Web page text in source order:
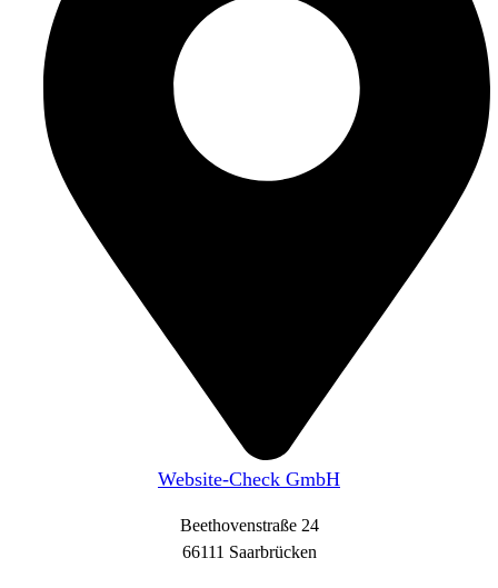
Website-Check GmbH
Beethovenstraße 24
66111 Saarbrücken